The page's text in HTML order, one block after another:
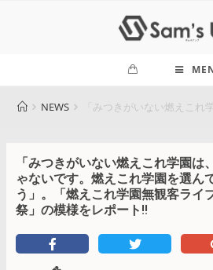
NEWS 「みつきがいない燃えこ
「みつきがいない燃えこれ学園は
ゃないです。燃えこれ学園を選ん
う」。「燃えこれ学園無観客ライ
祭」の模様をレポート!!